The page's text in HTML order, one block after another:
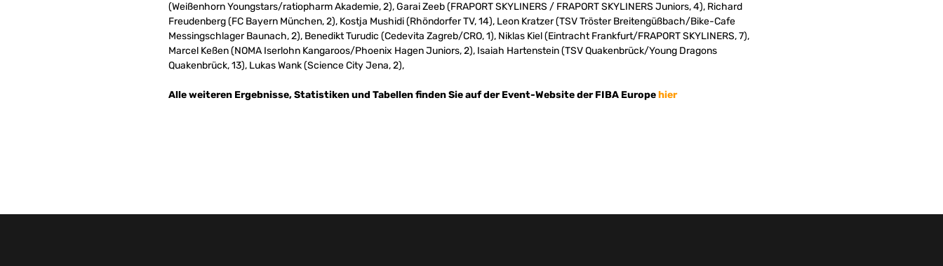
(Weißenhorn Youngstars/ratiopharm Akademie, 2), Garai Zeeb (FRAPORT SKYLINERS / FRAPORT SKYLINERS Juniors, 4), Richard
Freudenberg (FC Bayern München, 2), Kostja Mushidi (Rhöndorfer TV, 14), Leon Kratzer (TSV Tröster Breitengüßbach/Bike-Cafe
Messingschlager Baunach, 2), Benedikt Turudic (Cedevita Zagreb/CRO, 1), Niklas Kiel (Eintracht Frankfurt/FRAPORT SKYLINERS, 7),
Marcel Keßen (NOMA Iserlohn Kangaroos/Phoenix Hagen Juniors, 2), Isaiah Hartenstein (TSV Quakenbrück/Young Dragons
Quakenbrück, 13), Lukas Wank (Science City Jena, 2),
Alle weiteren Ergebnisse, Statistiken und Tabellen finden Sie auf der Event-Website der FIBA Europehier